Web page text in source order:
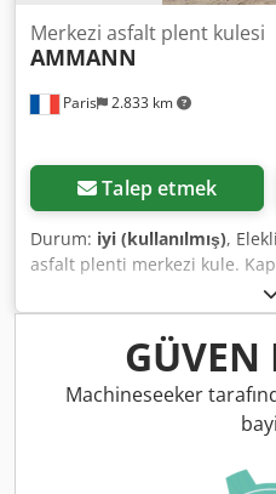
Paris 2.833 km
Merkezi asfalt plent kulesi
AMMANN
Talep etmek
Durum: iyi (kullanılmış),
asfalt plenti merkezi kule.
GÜVEN
Machineseeker